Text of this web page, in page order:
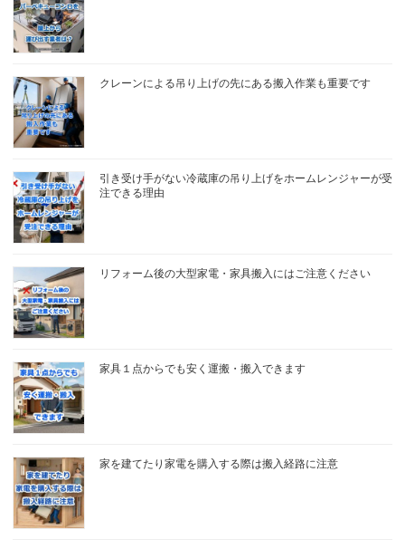
クレーンによる吊り上げの先にある搬入作業も重要です
引き受け手がない冷蔵庫の吊り上げをホームレンジャーが受
注できる理由
リフォーム後の大型家電・家具搬入にはご注意ください
家具１点からでも安く運搬・搬入できます
家を建てたり家電を購入する際は搬入経路に注意